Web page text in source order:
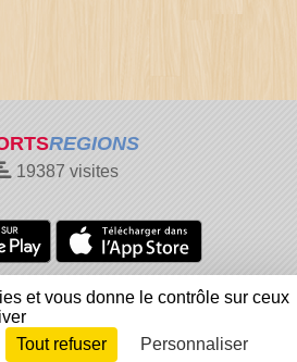
REGIONS
19387 visites
Gestion des cookies
Signaler un contenu inapproprié
Connexion
et vous donne le contrôle sur ceux
Tout refuser Personnaliser